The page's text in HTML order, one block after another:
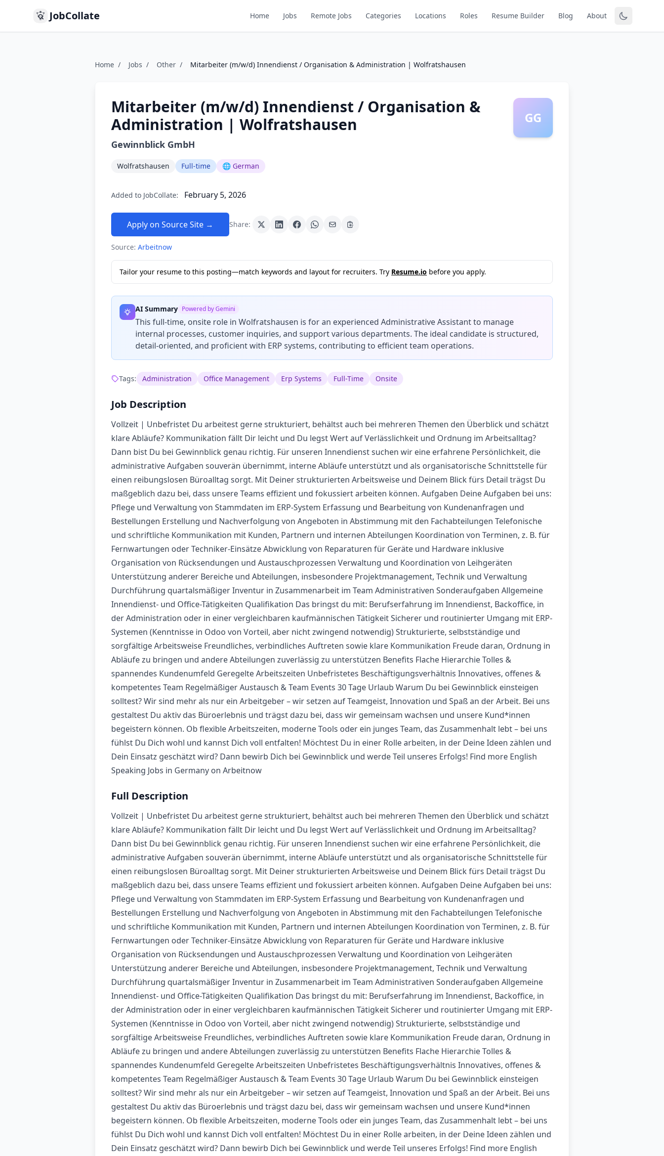
JobCollate Home Jobs Remote Jobs Categories Locations Roles Resume Builder Blog About
Home / Jobs / Other / Mitarbeiter (m/w/d) Innendienst / Organisation & Administration | Wolfratshausen
Mitarbeiter (m/w/d) Innendienst / Organisation &
Administration | Wolfratshausen
Gewinnblick GmbH
Wolfratshausen Full-time 🌐 German
GG
Added to JobCollate: February 5, 2026
Apply on Source Site → Share:
Source: Arbeitnow
Tailor your resume to this posting—match keywords and layout for recruiters. Try Resume.io before you apply.
AI Summary Powered by Gemini
This full-time, onsite role in Wolfratshausen is for an experienced Administrative Assistant to manage
internal processes, customer inquiries, and support various departments. The ideal candidate is structured,
detail-oriented, and proficient with ERP systems, contributing to efficient team operations.
Tags: Administration Office Management Erp Systems Full-Time Onsite
Job Description
Vollzeit | Unbefristet Du arbeitest gerne strukturiert, behältst auch bei mehreren Themen den Überblick und schätzt
klare Abläufe? Kommunikation fällt Dir leicht und Du legst Wert auf Verlässlichkeit und Ordnung im Arbeitsalltag?
Dann bist Du bei Gewinnblick genau richtig. Für unseren Innendienst suchen wir eine erfahrene Persönlichkeit, die
administrative Aufgaben souverän übernimmt, interne Abläufe unterstützt und als organisatorische Schnittstelle für
einen reibungslosen Büroalltag sorgt. Mit Deiner strukturierten Arbeitsweise und Deinem Blick fürs Detail trägst Du
maßgeblich dazu bei, dass unsere Teams effizient und fokussiert arbeiten können. Aufgaben Deine Aufgaben bei uns:
Pflege und Verwaltung von Stammdaten im ERP-System Erfassung und Bearbeitung von Kundenanfragen und
Bestellungen Erstellung und Nachverfolgung von Angeboten in Abstimmung mit den Fachabteilungen Telefonische
und schriftliche Kommunikation mit Kunden, Partnern und internen Abteilungen Koordination von Terminen, z. B. für
Fernwartungen oder Techniker-Einsätze Abwicklung von Reparaturen für Geräte und Hardware inklusive
Organisation von Rücksendungen und Austauschprozessen Verwaltung und Koordination von Leihgeräten
Unterstützung anderer Bereiche und Abteilungen, insbesondere Projektmanagement, Technik und Verwaltung
Durchführung quartalsmäßiger Inventur in Zusammenarbeit im Team Administrativen Sonderaufgaben Allgemeine
Innendienst- und Office-Tätigkeiten Qualifikation Das bringst du mit: Berufserfahrung im Innendienst, Backoffice, in
der Administration oder in einer vergleichbaren kaufmännischen Tätigkeit Sicherer und routinierter Umgang mit ERP-
Systemen (Kenntnisse in Odoo von Vorteil, aber nicht zwingend notwendig) Strukturierte, selbstständige und
sorgfältige Arbeitsweise Freundliches, verbindliches Auftreten sowie klare Kommunikation Freude daran, Ordnung in
Abläufe zu bringen und andere Abteilungen zuverlässig zu unterstützen Benefits Flache Hierarchie Tolles &
spannendes Kundenumfeld Geregelte Arbeitszeiten Unbefristetes Beschäftigungsverhältnis Innovatives, offenes &
kompetentes Team Regelmäßiger Austausch & Team Events 30 Tage Urlaub Warum Du bei Gewinnblick einsteigen
solltest? Wir sind mehr als nur ein Arbeitgeber – wir setzen auf Teamgeist, Innovation und Spaß an der Arbeit. Bei uns
gestaltest Du aktiv das Büroerlebnis und trägst dazu bei, dass wir gemeinsam wachsen und unsere Kund*innen
begeistern können. Ob flexible Arbeitszeiten, moderne Tools oder ein junges Team, das Zusammenhalt lebt – bei uns
fühlst Du Dich wohl und kannst Dich voll entfalten! Möchtest Du in einer Rolle arbeiten, in der Deine Ideen zählen und
Dein Einsatz geschätzt wird? Dann bewirb Dich bei Gewinnblick und werde Teil unseres Erfolgs! Find more English
Speaking Jobs in Germany on Arbeitnow
Full Description
Vollzeit | Unbefristet Du arbeitest gerne strukturiert, behältst auch bei mehreren Themen den Überblick und schätzt
klare Abläufe? Kommunikation fällt Dir leicht und Du legst Wert auf Verlässlichkeit und Ordnung im Arbeitsalltag?
Dann bist Du bei Gewinnblick genau richtig. Für unseren Innendienst suchen wir eine erfahrene Persönlichkeit, die
administrative Aufgaben souverän übernimmt, interne Abläufe unterstützt und als organisatorische Schnittstelle für
einen reibungslosen Büroalltag sorgt. Mit Deiner strukturierten Arbeitsweise und Deinem Blick fürs Detail trägst Du
maßgeblich dazu bei, dass unsere Teams effizient und fokussiert arbeiten können. Aufgaben Deine Aufgaben bei uns:
Pflege und Verwaltung von Stammdaten im ERP-System Erfassung und Bearbeitung von Kundenanfragen und
Bestellungen Erstellung und Nachverfolgung von Angeboten in Abstimmung mit den Fachabteilungen Telefonische
und schriftliche Kommunikation mit Kunden, Partnern und internen Abteilungen Koordination von Terminen, z. B. für
Fernwartungen oder Techniker-Einsätze Abwicklung von Reparaturen für Geräte und Hardware inklusive
Organisation von Rücksendungen und Austauschprozessen Verwaltung und Koordination von Leihgeräten
Unterstützung anderer Bereiche und Abteilungen, insbesondere Projektmanagement, Technik und Verwaltung
Durchführung quartalsmäßiger Inventur in Zusammenarbeit im Team Administrativen Sonderaufgaben Allgemeine
Innendienst- und Office-Tätigkeiten Qualifikation Das bringst du mit: Berufserfahrung im Innendienst, Backoffice, in
der Administration oder in einer vergleichbaren kaufmännischen Tätigkeit Sicherer und routinierter Umgang mit ERP-
Systemen (Kenntnisse in Odoo von Vorteil, aber nicht zwingend notwendig) Strukturierte, selbstständige und
sorgfältige Arbeitsweise Freundliches, verbindliches Auftreten sowie klare Kommunikation Freude daran, Ordnung in
Abläufe zu bringen und andere Abteilungen zuverlässig zu unterstützen Benefits Flache Hierarchie Tolles &
spannendes Kundenumfeld Geregelte Arbeitszeiten Unbefristetes Beschäftigungsverhältnis Innovatives, offenes &
kompetentes Team Regelmäßiger Austausch & Team Events 30 Tage Urlaub Warum Du bei Gewinnblick einsteigen
solltest? Wir sind mehr als nur ein Arbeitgeber – wir setzen auf Teamgeist, Innovation und Spaß an der Arbeit. Bei uns
gestaltest Du aktiv das Büroerlebnis und trägst dazu bei, dass wir gemeinsam wachsen und unsere Kund*innen
begeistern können. Ob flexible Arbeitszeiten, moderne Tools oder ein junges Team, das Zusammenhalt lebt – bei uns
fühlst Du Dich wohl und kannst Dich voll entfalten! Möchtest Du in einer Rolle arbeiten, in der Deine Ideen zählen und
Dein Einsatz geschätzt wird? Dann bewirb Dich bei Gewinnblick und werde Teil unseres Erfolgs! Find more English